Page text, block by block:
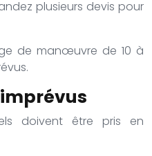
plusieurs devis pour
de manœuvre de 10 à
doivent être pris en